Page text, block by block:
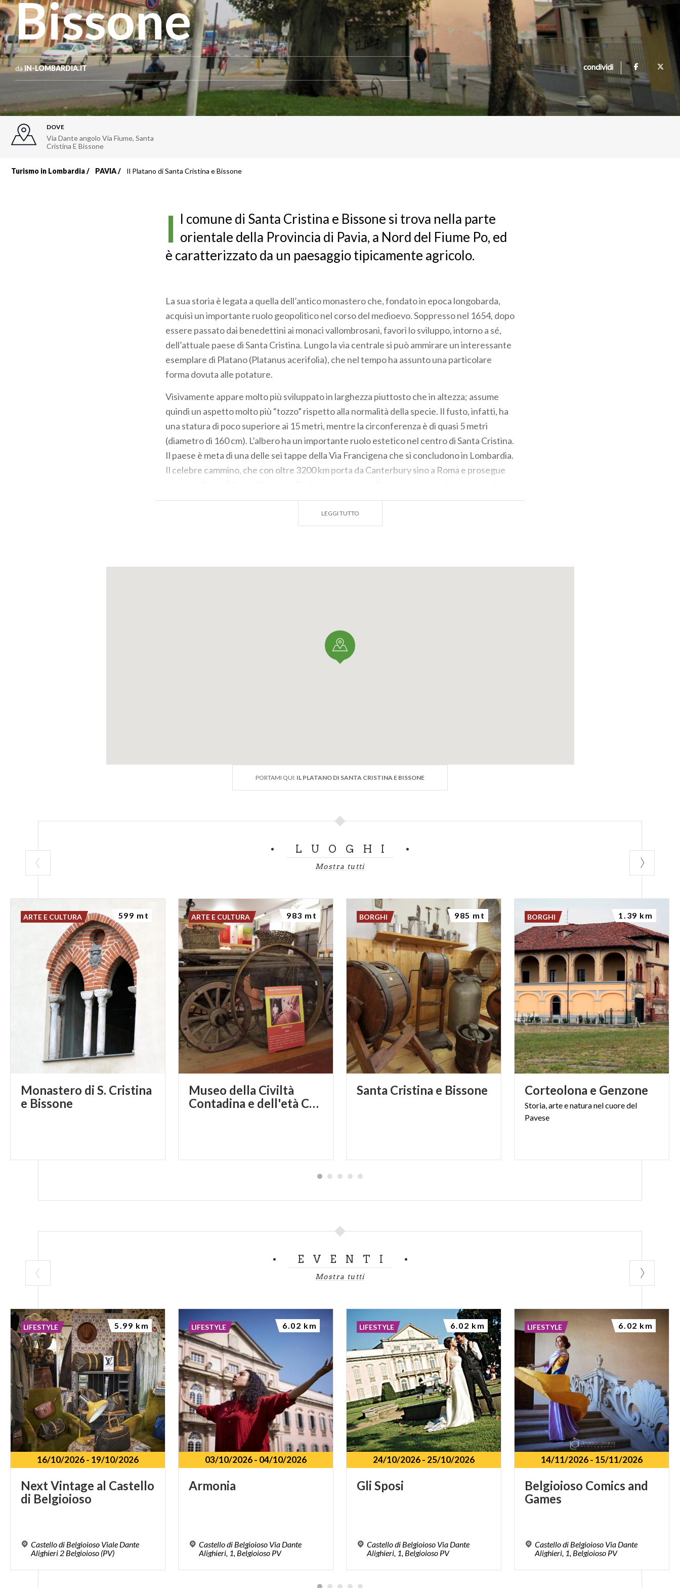
Bissone
da IN-LOMBARDIA.IT condividi
DOVE
Via Dante angolo Via Fiume, Santa
Cristina E Bissone
Turismo in Lombardia PAVIA Il Platano di Santa Cristina e Bissone
I l comune di Santa Cristina e Bissone si trova nella parte
orientale della Provincia di Pavia, a Nord del Fiume Po, ed
è caratterizzato da un paesaggio tipicamente agricolo.
La sua storia è legata a quella dell’antico monastero che, fondato in epoca longobarda,
acquisì un importante ruolo geopolitico nel corso del medioevo. Soppresso nel 1654, dopo
essere passato dai benedettini ai monaci vallombrosani, favorì lo sviluppo, intorno a sé,
dell’attuale paese di Santa Cristina. Lungo la via centrale si può ammirare un interessante
esemplare di Platano (Platanus acerifolia), che nel tempo ha assunto una particolare
forma dovuta alle potature.
Visivamente appare molto più sviluppato in larghezza piuttosto che in altezza; assume
quindi un aspetto molto più “tozzo” rispetto alla normalità della specie. Il fusto, infatti, ha
una statura di poco superiore ai 15 metri, mentre la circonferenza è di quasi 5 metri
(diametro di 160 cm). L’albero ha un importante ruolo estetico nel centro di Santa Cristina.
Il paese è meta di una delle sei tappe della Via Francigena che si concludono in Lombardia.
Il celebre cammino, che con oltre 3200 km porta da Canterbury sino a Roma e prosegue
Pavia e Lodi. La quattordicesima tappa sul suolo italiano si sviluppa proprio da Pavia a
(PH: LUCA PERNECHELE)
LEGGI TUTTO
PORTAMI QUI: IL PLATANO DI SANTA CRISTINA E BISSONE
LUOGHI
Mostra tutti
Monastero di S. Cristina
e Bissone
ARTE E CULTURA 599 mt
Museo della Civiltà
Contadina e dell'età Contemporanea
ARTE E CULTURA 983 mt
Santa Cristina e Bissone
BORGHI 985 mt
Corteolona e Genzone
Storia,arteenaturanelcuoredel
Pavese
BORGHI 1.39 km
EVENTI
Mostra tutti
16/10/2026- 19/10/2026
NextVintage al Castello
di Belgioioso
Castello di Belgioioso Viale Dante
Alighieri 2 Belgioioso (PV)
LIFESTYLE 5.99 km
03/10/2026- 04/10/2026
Armonia
Castello di Belgioioso Via Dante
Alighieri, 1, Belgioioso PV
LIFESTYLE 6.02 km
24/10/2026- 25/10/2026
Gli Sposi
Castello di Belgioioso Via Dante
Alighieri, 1, Belgioioso PV
LIFESTYLE 6.02 km
14/11/2026- 15/11/2026
Belgioioso Comics and
Games
Castello di Belgioioso Via Dante
Alighieri, 1, Belgioioso PV
LIFESTYLE 6.02 km